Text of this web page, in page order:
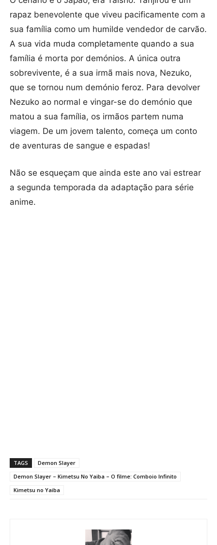
rapaz benevolente que viveu pacificamente com a
sua família como um humilde vendedor de carvão.
A sua vida muda completamente quando a sua
família é morta por demónios. A única outra
sobrevivente, é a sua irmã mais nova, Nezuko,
que se tornou num demónio feroz. Para devolver
Nezuko ao normal e vingar-se do demónio que
matou a sua família, os irmãos partem numa
viagem. De um jovem talento, começa um conto
de aventuras de sangue e espadas!
Não se esqueçam que ainda este ano vai estrear
a segunda temporada da adaptação para série
anime.
TAGS
Demon Slayer
Demon Slayer – Kimetsu No Yaiba – O filme: Comboio Infinito
Kimetsu no Yaiba